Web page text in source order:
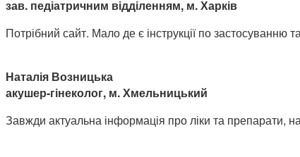
зав. педіатричним відділенням, м. Харків
Потрібний сайт. Мало де є інструкції по застосуванню
Наталія Возницька
акушер-гінеколог, м. Хмельницький
Завжди актуальна інформація про ліки та препарати,